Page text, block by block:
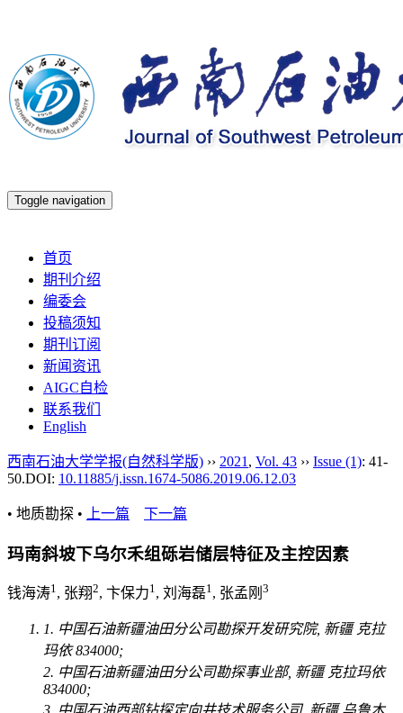
Toggle navigation
首页
期刊介绍
编委会
投稿须知
期刊订阅
新闻资讯
AIGC自检
联系我们
English
西南石油大学学报(自然科学版) ›› 2021 , Vol. 43 ›› Issue (1): 41-
50.DOI: 10.11885/j.issn.1674-5086.2019.06.12.03
• 地质勘探 • 上一篇 下一篇
玛南斜坡下乌尔禾组砾岩储层特征及主控因素
钱海涛1, 张翔2, 卞保力1, 刘海磊1, 张孟刚 3
1. 中国石油新疆油田分公司勘探开发研究院, 新疆 克拉
玛依 834000;
2. 中国石油新疆油田分公司勘探事业部, 新疆 克拉玛依
834000;